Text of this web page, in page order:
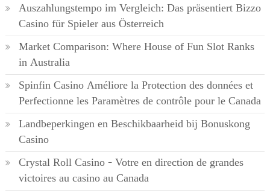
Auszahlungstempo im Vergleich: Das präsentiert Bizzo
Casino für Spieler aus Österreich
Market Comparison: Where House of Fun Slot Ranks
in Australia
Spinfin Casino Améliore la Protection des données et
Perfectionne les Paramètres de contrôle pour le Canada
Landbeperkingen en Beschikbaarheid bij Bonuskong
Casino
Crystal Roll Casino – Votre en direction de grandes
victoires au casino au Canada